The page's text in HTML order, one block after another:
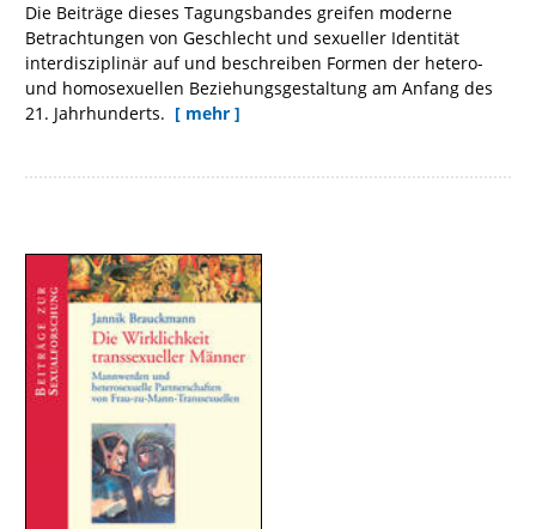
Die Beiträge dieses Tagungsbandes greifen moderne
Betrachtungen von Geschlecht und sexueller Identität
interdisziplinär auf und beschreiben Formen der hetero-
und homosexuellen Beziehungsgestaltung am Anfang des
21. Jahrhunderts. [ mehr ]